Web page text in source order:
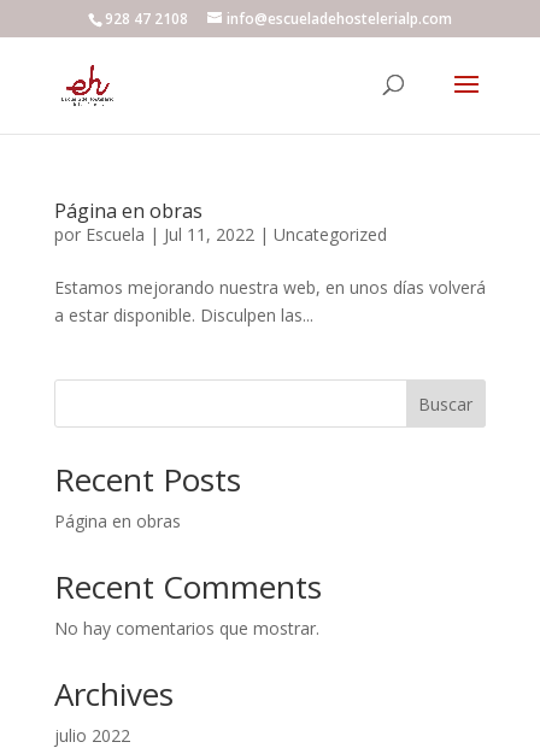
928 47 2108 info@escueladehostelerialp.com
Página en obras
por Escuela | Jul 11, 2022| Uncategorized
Estamos mejorando nuestra web, en unos días volverá
a estar disponible. Disculpen las...
Buscar
Recent Posts
Página en obras
Recent Comments
No hay comentarios que mostrar.
Archives
julio 2022